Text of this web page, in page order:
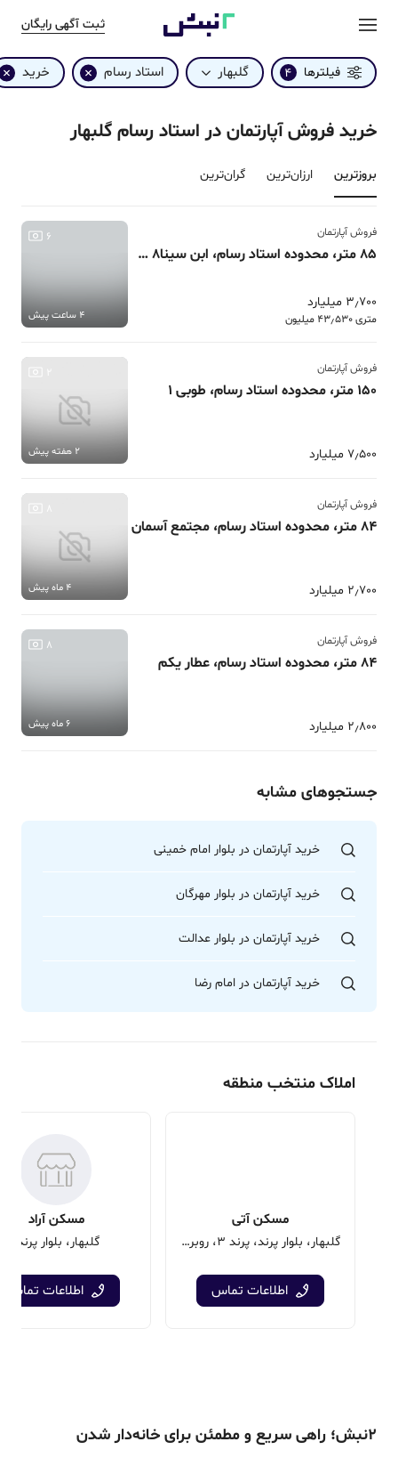
ثبت آگهی رایگان
فیلترها 4 گلبهار استاد رسام خرید
خرید فروش آپارتمان در استاد رسام گلبهار
بروزترین‌ ارزان‌ترین گران‌ترین
فروش آپارتمان
85 متر، محدوده استاد رسام، ابن سینا8 مجتمع بهشت
3٫700 میلیارد
متری 43٫530 میلیون
6
4 ساعت پیش
فروش آپارتمان
150 متر، محدوده استاد رسام، طوبی 1
7٫500 میلیارد 2 هفته پیش
فروش آپارتمان
84 متر، محدوده استاد رسام، مجتمع آسمان
2٫700 میلیارد
8
4 ماه پیش
فروش آپارتمان
84 متر، محدوده استاد رسام، عطار یکم
2٫800 میلیارد
8
6 ماه پیش
جستجوهای مشابه
خرید آپارتمان در بلوار امام خمینی
خرید آپارتمان در بلوار مهرگان
خرید آپارتمان در بلوار عدالت
خرید آپارتمان در امام رضا
املاک منتخب منطقه
مسکن آتی
گلبهار، بلوار پرند، پرند 3، روبروی اداره برق
اطلاعات تماس
مسکن آراد
گلبهار، بلوار پرند،
اطلاعات تماس
۲نبش؛ راهی سریع و مطمئن برای خانه‌دار شدن